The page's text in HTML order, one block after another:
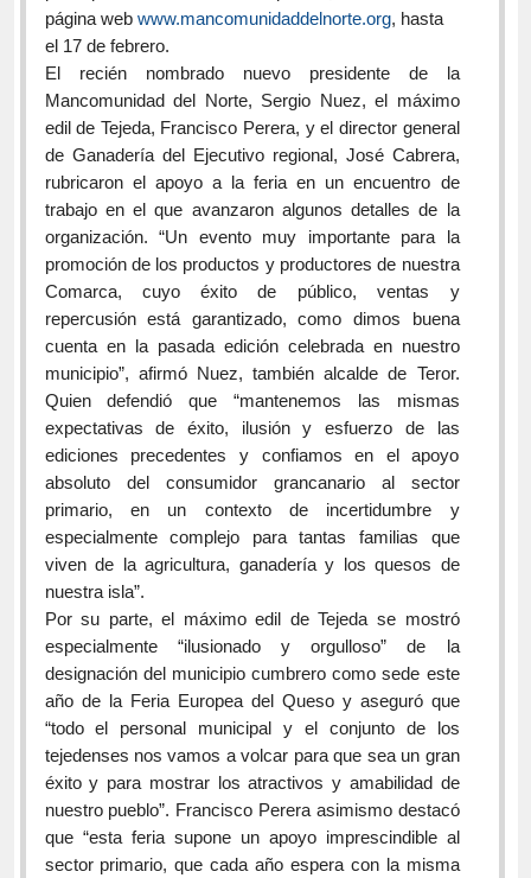
página web www.mancomunidaddelnorte.org, hasta
el 17 de febrero.
El recién nombrado nuevo presidente de la
Mancomunidad del Norte, Sergio Nuez, el máximo
edil de Tejeda, Francisco Perera, y el director general
de Ganadería del Ejecutivo regional, José Cabrera,
rubricaron el apoyo a la feria en un encuentro de
trabajo en el que avanzaron algunos detalles de la
organización. “Un evento muy importante para la
promoción de los productos y productores de nuestra
Comarca, cuyo éxito de público, ventas y
repercusión está garantizado, como dimos buena
cuenta en la pasada edición celebrada en nuestro
municipio”, afirmó Nuez, también alcalde de Teror.
Quien defendió que “mantenemos las mismas
expectativas de éxito, ilusión y esfuerzo de las
ediciones precedentes y confiamos en el apoyo
absoluto del consumidor grancanario al sector
primario, en un contexto de incertidumbre y
especialmente complejo para tantas familias que
viven de la agricultura, ganadería y los quesos de
nuestra isla”.
Por su parte, el máximo edil de Tejeda se mostró
especialmente “ilusionado y orgulloso” de la
designación del municipio cumbrero como sede este
año de la Feria Europea del Queso y aseguró que
“todo el personal municipal y el conjunto de los
tejedenses nos vamos a volcar para que sea un gran
éxito y para mostrar los atractivos y amabilidad de
nuestro pueblo”. Francisco Perera asimismo destacó
que “esta feria supone un apoyo imprescindible al
sector primario, que cada año espera con la misma